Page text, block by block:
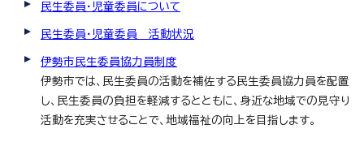
民生委員・児童委員について
民生委員・児童委員 活動状況
伊勢市民生委員協力員制度
伊勢市では、民生委員の活動を補佐する民生委員協力員を配置
し、民生委員の負担を軽減するとともに、身近な地域での見守り
活動を充実させることで、地域福祉の向上を目指します。